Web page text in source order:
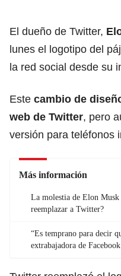
El dueño de Twitter,
lunes el logotipo del
la red social desde su
Este cambio de
web de Twitter, pero
versión para teléfonos
Más información
La molestia de Elon Musk
reemplazar a Twitter?
“Es temprano para decir
extrabajadora de Facebook